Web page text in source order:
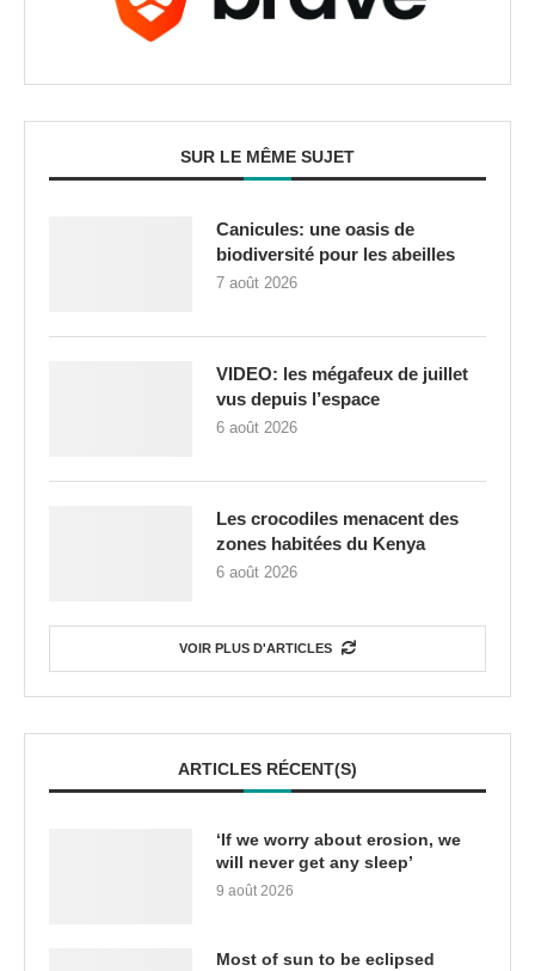
SUR LE MÊME SUJET
Canicules: une oasis de
biodiversité pour les abeilles
7 août 2026
VIDEO: les mégafeux de juillet
vus depuis l’espace
6 août 2026
Les crocodiles menacent des
zones habitées du Kenya
6 août 2026
VOIR PLUS D'ARTICLES
ARTICLES RÉCENT(S)
‘If we worry about erosion, we
will never get any sleep’
9 août 2026
Most of sun to be eclipsed